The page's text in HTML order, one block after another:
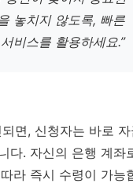
놓치지 않도록, 빠른
비스를 활용하세요.”
면, 신청자는 바로
다. 자신의 은행 계좌
라 즉시 수령이 가능